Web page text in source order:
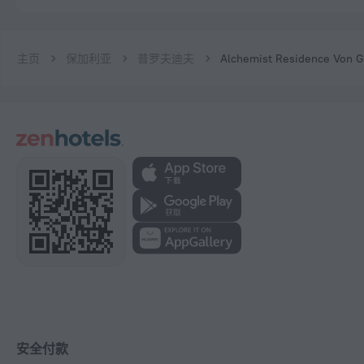
主页 保加利亚 普罗夫迪夫 Alchemist Residence Von
安全付款